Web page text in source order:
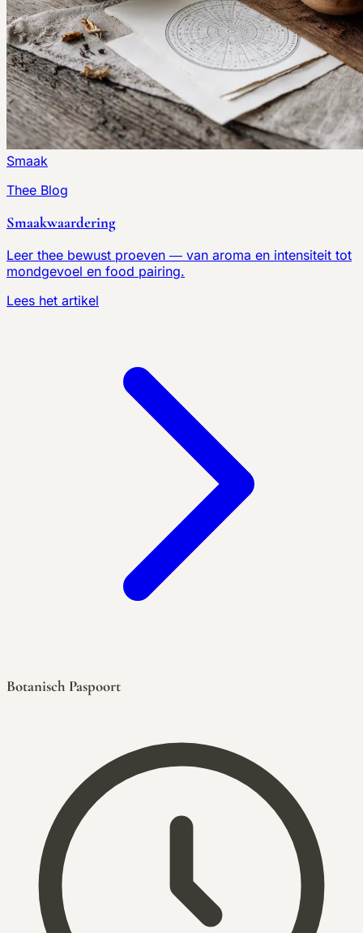
Smaak
Thee Blog
Smaakwaardering
Leer thee bewust proeven — van aroma en intensiteit tot
mondgevoel en food pairing.
Lees het artikel
Botanisch Paspoort